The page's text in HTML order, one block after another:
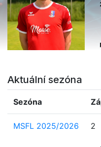
Aktuální sezóna
Sezóna
MSFL 2025/2026 2